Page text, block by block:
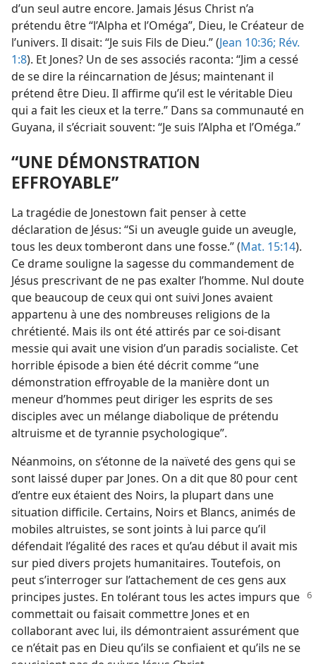
d’un seul autre encore. Jamais Jésus Christ n’a
prétendu être “l’Alpha et l’Oméga”, Dieu, le Créateur de
l’univers. Il disait: “Je suis Fils de Dieu.” (Jean 10:36; Rév.
1:8). Et Jones? Un de ses associés raconta: “Jim a cessé
de se dire la réincarnation de Jésus; maintenant il
prétend être Dieu. Il affirme qu’il est le véritable Dieu
qui a fait les cieux et la terre.” Dans sa communauté en
Guyana, il s’écriait souvent: “Je suis l’Alpha et l’Oméga.”
“UNE DÉMONSTRATION
EFFROYABLE”
La tragédie de Jonestown fait penser à cette
déclaration de Jésus: “Si un aveugle guide un aveugle,
tous les deux tomberont dans une fosse.” (Mat. 15:14).
Ce drame souligne la sagesse du commandement de
Jésus prescrivant de ne pas exalter l’homme. Nul doute
que beaucoup de ceux qui ont suivi Jones avaient
appartenu à une des nombreuses religions de la
chrétienté. Mais ils ont été attirés par ce soi-disant
messie qui avait une vision d’un paradis socialiste. Cet
horrible épisode a bien été décrit comme “une
démonstration effroyable de la manière dont un
meneur d’hommes peut diriger les esprits de ses
disciples avec un mélange diabolique de prétendu
altruisme et de tyrannie psychologique”.
Néanmoins, on s’étonne de la naïveté des gens qui se
sont laissé duper par Jones. On a dit que 80 pour cent
d’entre eux étaient des Noirs, la plupart dans une
situation difficile. Certains, Noirs et Blancs, animés de
mobiles altruistes, se sont joints à lui parce qu’il
défendait l’égalité des races et qu’au début il avait mis
sur pied divers projets humanitaires. Toutefois, on
peut s’interroger sur l’attachement de ces gens aux
principes justes. En tolérant tous les actes impurs que
commettait ou faisait commettre Jones et en
collaborant avec lui, ils démontraient assurément que
ce n’était pas en Dieu qu’ils se confiaient et qu’ils ne se